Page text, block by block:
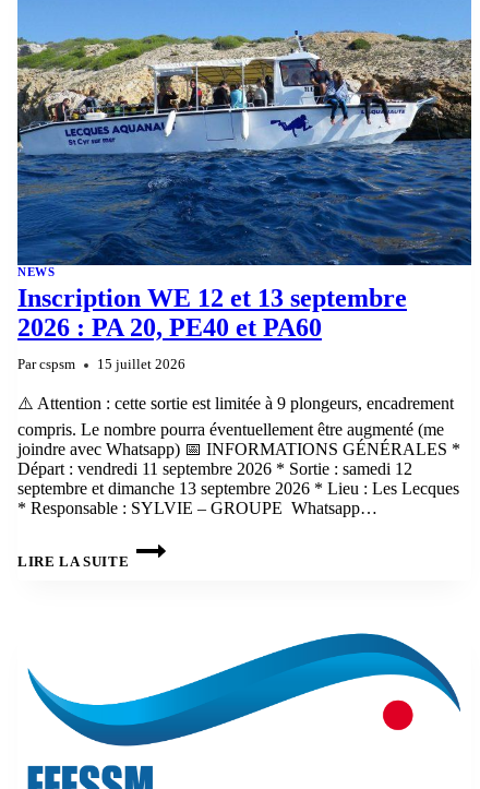
NEWS
Inscription WE 12 et 13 septembre
2026 : PA 20, PE40 et PA60
Par cspsm 15 juillet 2026
⚠️ Attention : cette sortie est limitée à 9 plongeurs, encadrement
compris. Le nombre pourra éventuellement être augmenté (me
joindre avec Whatsapp) 📅 INFORMATIONS GÉNÉRALES *
Départ : vendredi 11 septembre 2026 * Sortie : samedi 12
septembre et dimanche 13 septembre 2026 * Lieu : Les Lecques
* Responsable : SYLVIE – GROUPE Whatsapp…
LIRE LA SUITE
INSCRIPTION
PE40
ET
PA60